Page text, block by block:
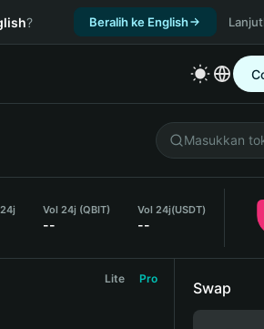
? Beralih ke English
Vol 24j (QBIT)
--
Vol 24j(USDT)
--
Lite Pro
Swap